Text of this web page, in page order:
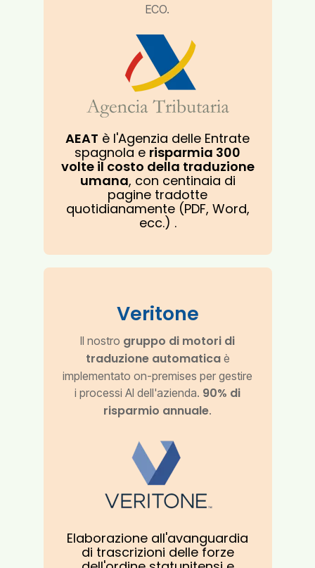
ECO.
AEAT è l'Agenzia delle Entrate
spagnola e risparmia 300
volte il costo della traduzione
umana, con centinaia di
pagine tradotte
quotidianamente (PDF, Word,
ecc.) .
Veritone
Il nostro gruppo di motori di
traduzione automaticaè
implementato on-premises per gestire
i processi AI dell'azienda. 90% di
risparmio annuale.
Elaborazione all'avanguardia
di trascrizioni delle forze